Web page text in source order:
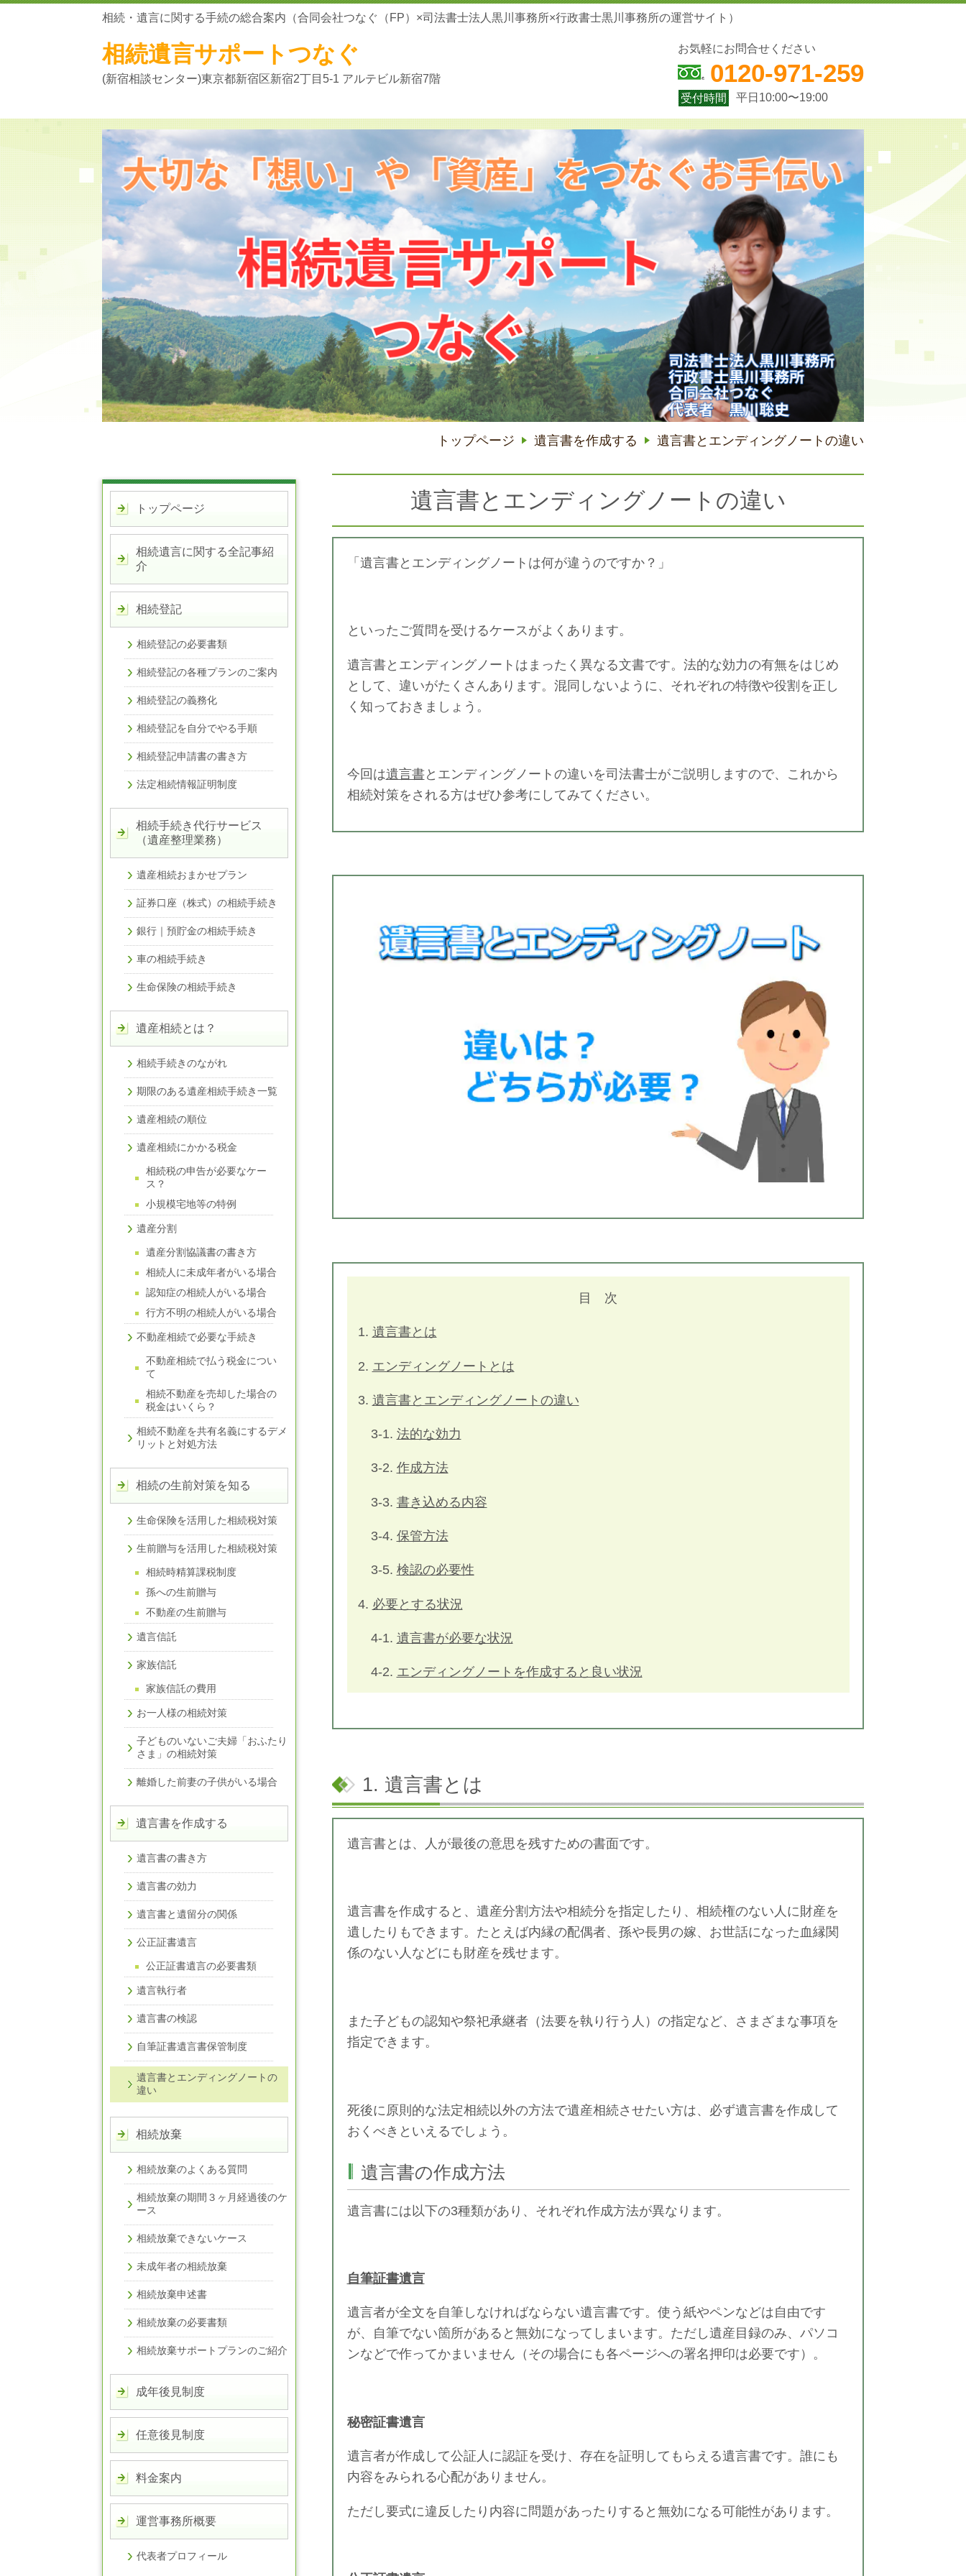
相続・遺言に関する手続の総合案内（合同会社つなぐ（FP）×司法書士法人黒川事務所×行政書士黒川事務所の運営サイト）
相続遺言サポートつなぐ
(新宿相談センター)東京都新宿区新宿2丁目5-1 アルテビル新宿7階
お気軽にお問合せください
0120-971-259
受付時間 平日10:00〜19:00
トップページ 遺言書を作成する 遺言書とエンディングノートの違い
遺言書とエンディングノートの違い
「遺言書とエンディングノートは何が違うのですか？」
といったご質問を受けるケースがよくあります。
遺言書とエンディングノートはまったく異なる文書です。法的な効力の有無をはじめ
として、違いがたくさんあります。混同しないように、それぞれの特徴や役割を正し
く知っておきましょう。
今回は遺言書とエンディングノートの違いを司法書士がご説明しますので、これから
相続対策をされる方はぜひ参考にしてみてください。
目 次
1. 遺言書とは
2. エンディングノートとは
3. 遺言書とエンディングノートの違い
3-1. 法的な効力
3-2. 作成方法
3-3. 書き込める内容
3-4. 保管方法
3-5. 検認の必要性
4. 必要とする状況
4-1. 遺言書が必要な状況
4-2. エンディングノートを作成すると良い状況
1. 遺言書とは
遺言書とは、人が最後の意思を残すための書面です。
遺言書を作成すると、遺産分割方法や相続分を指定したり、相続権のない人に財産を
遺したりもできます。たとえば内縁の配偶者、孫や長男の嫁、お世話になった血縁関
係のない人などにも財産を残せます。
また子どもの認知や祭祀承継者（法要を執り行う人）の指定など、さまざまな事項を
指定できます。
死後に原則的な法定相続以外の方法で遺産相続させたい方は、必ず遺言書を作成して
おくべきといえるでしょう。
遺言書の作成方法
遺言書には以下の3種類があり、それぞれ作成方法が異なります。
自筆証書遺言
遺言者が全文を自筆しなければならない遺言書です。使う紙やペンなどは自由です
が、自筆でない箇所があると無効になってしまいます。ただし遺産目録のみ、パソコ
ンなどで作ってかまいません（その場合にも各ページへの署名押印は必要です）。
秘密証書遺言
遺言者が作成して公証人に認証を受け、存在を証明してもらえる遺言書です。誰にも
内容をみられる心配がありません。
ただし要式に違反したり内容に問題があったりすると無効になる可能性があります。
トップページ
相続遺言に関する全記事紹
介
相続登記
相続登記の必要書類
相続登記の各種プランのご案内
相続登記の義務化
相続登記を自分でやる手順
相続登記申請書の書き方
法定相続情報証明制度
相続手続き代行サービス
（遺産整理業務）
遺産相続おまかせプラン
証券口座（株式）の相続手続き
銀行｜預貯金の相続手続き
車の相続手続き
生命保険の相続手続き
遺産相続とは？
相続手続きのながれ
期限のある遺産相続手続き一覧
遺産相続の順位
遺産相続にかかる税金
相続税の申告が必要なケー
ス？
小規模宅地等の特例
遺産分割
遺産分割協議書の書き方
相続人に未成年者がいる場合
認知症の相続人がいる場合
行方不明の相続人がいる場合
不動産相続で必要な手続き
不動産相続で払う税金につい
て
相続不動産を売却した場合の
税金はいくら？
相続不動産を共有名義にするデメ
リットと対処方法
相続の生前対策を知る
生命保険を活用した相続税対策
生前贈与を活用した相続税対策
相続時精算課税制度
孫への生前贈与
不動産の生前贈与
遺言信託
家族信託
家族信託の費用
お一人様の相続対策
子どものいないご夫婦「おふたり
さま」の相続対策
離婚した前妻の子供がいる場合
遺言書を作成する
遺言書の書き方
遺言書の効力
遺言書と遺留分の関係
公正証書遺言
公正証書遺言の必要書類
遺言執行者
遺言書の検認
自筆証書遺言書保管制度
遺言書とエンディングノートの
違い
相続放棄
相続放棄のよくある質問
相続放棄の期間３ヶ月経過後のケ
ース
相続放棄できないケース
未成年者の相続放棄
相続放棄申述書
相続放棄の必要書類
相続放棄サポートプランのご紹介
成年後見制度
任意後見制度
料金案内
運営事務所概要
代表者プロフィール